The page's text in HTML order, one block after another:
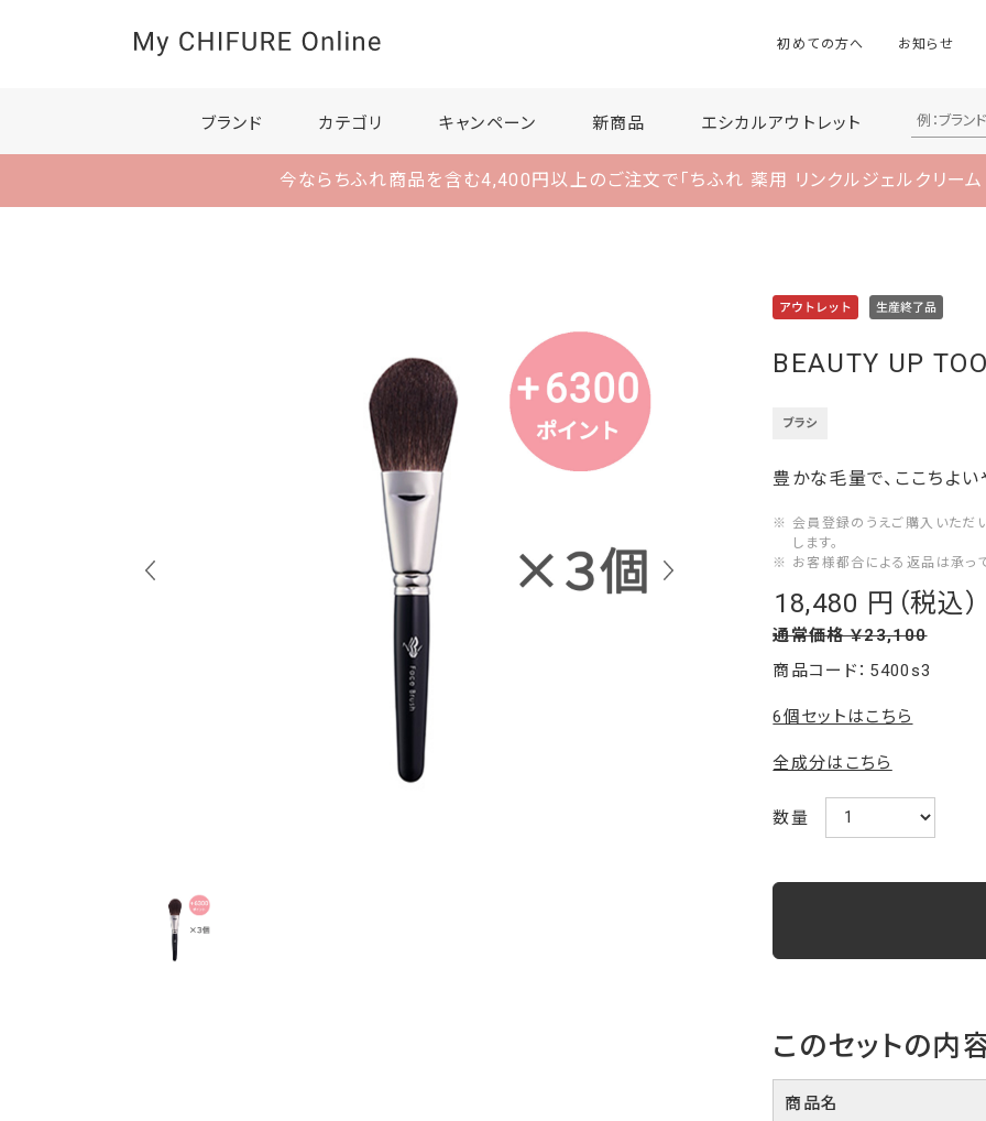
初めての方へ お知らせ
ブランド カテゴリ キャンペーン 新商品 エシカルアウトレット
今ならちふれ商品を含む4,400円以上のご注文で 「ちふれ 薬用 リンクルジェルクリーム
ブラシ
BEAUTY UP
18,480
通常価格 ￥23,100
5400s3
豊かな毛量で、ここちよ
※ 会員登録のうえご購入いただ
します。
※ お客様都合による返品は承って
6個セットはこちら
全成分はこちら
数量
このセットの内
商品名